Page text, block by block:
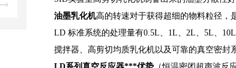
油墨乳化机高的转速对于获得超细的物料粒径，
LD 标准系统的处理量有0.5L、1L、2L、5L、
搅拌器、高剪切均质乳化机以及可靠的真空密封